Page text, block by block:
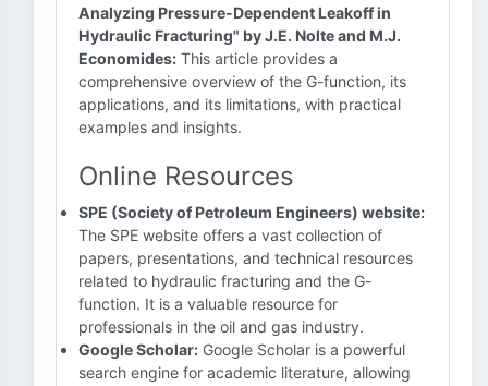
Analyzing Pressure-Dependent Leakoff in
Hydraulic Fracturing" by J.E. Nolte and M.J.
Economides: This article provides a
comprehensive overview of the G-function, its
applications, and its limitations, with practical
examples and insights.
Online Resources
SPE (Society of Petroleum Engineers) website:
The SPE website offers a vast collection of
papers, presentations, and technical resources
related to hydraulic fracturing and the G-
function. It is a valuable resource for
professionals in the oil and gas industry.
Google Scholar: Google Scholar is a powerful
search engine for academic literature, allowing